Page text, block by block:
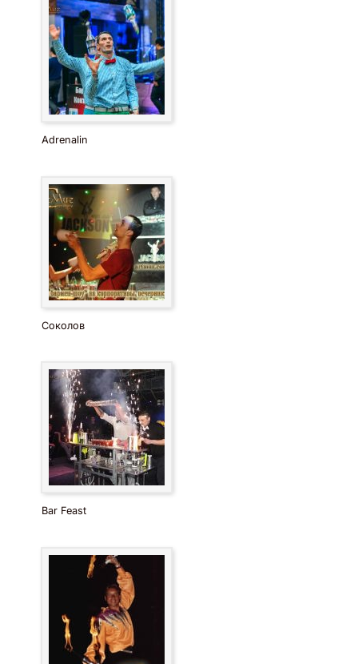
Adrenalin
Соколов
Bar Feast